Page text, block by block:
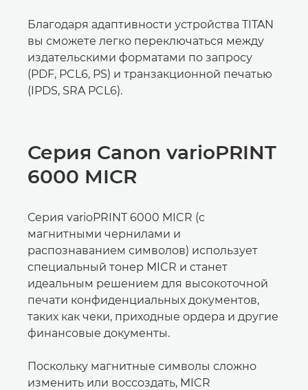
Благодаря адаптивности устройства TITAN
вы сможете легко переключаться между
издательскими форматами по запросу
(PDF, PCL6, PS) и транзакционной печатью
(IPDS, SRA PCL6).
Серия Canon varioPRINT
6000 MICR
Серия varioPRINT 6000 MICR (с
магнитными чернилами и
распознаванием символов) использует
специальный тонер MICR и станет
идеальным решением для высокоточной
печати конфиденциальных документов,
таких как чеки, приходные ордера и другие
финансовые документы.
Поскольку магнитные символы сложно
изменить или воссоздать, MICR